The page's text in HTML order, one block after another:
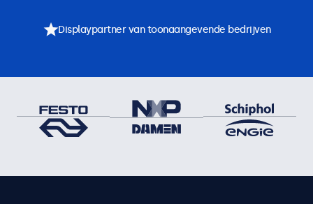
Displaypartner van toonaangevende bedrijven